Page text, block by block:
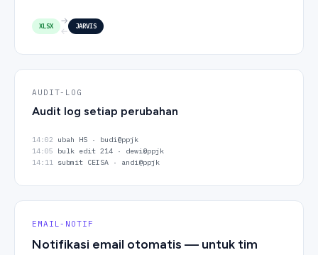
XLSX
→
←
JARVIS
AUDIT-LOG
Audit log setiap perubahan
14:02
ubah HS · budi@ppjk
14:05
bulk edit 214 · dewi@ppjk
14:11 submit CEISA · andi@ppjk
EMAIL-NOTIF
Notifikasi email otomatis — untuk tim